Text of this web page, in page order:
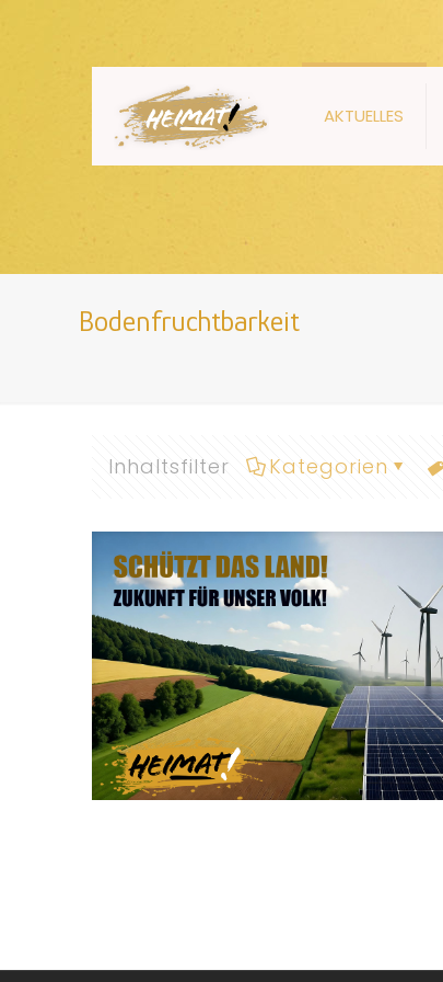
AKTUELLES
Bodenfruchtbarkeit
Inhaltsfilter Kategorien